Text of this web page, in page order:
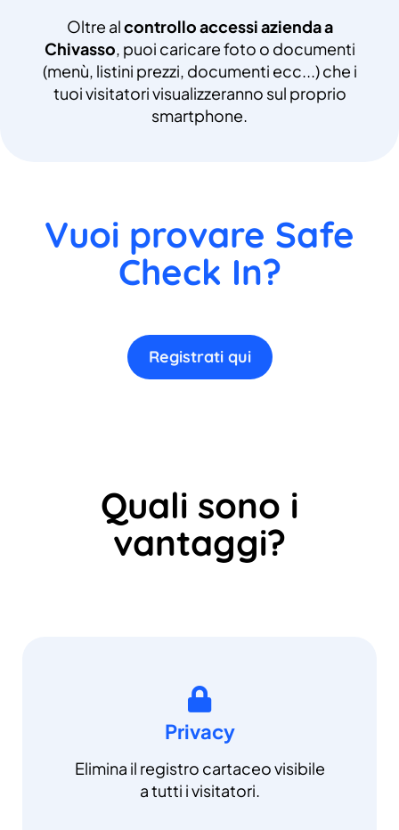
Oltre alcontrollo accessi azienda a
Chivasso, puoi caricare foto o documenti
(menù, listini prezzi, documenti ecc...) che i
tuoi visitatori visualizzeranno sul proprio
smartphone.
Vuoi provare Safe
Check In?
Registrati qui
Quali sono i
vantaggi?
Privacy
Elimina il registro cartaceo visibile
a tutti i visitatori.